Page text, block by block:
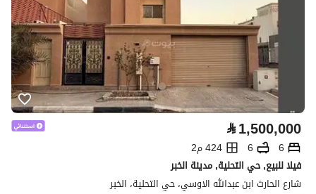
⃁1,500,000
6
6
424 م2
فيلا للبيع, حي التحلية, مدينة الخبر
شارع الحارث ابن عبدالله الاوسي، حي التحلية، الخبر